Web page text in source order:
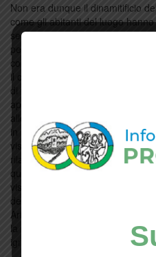
Non era dunque il dinamitificio
come gli abitanti del luogo
secondo una versione dei fatti
per alcuni non del tutto
come fosse possibile che
il complesso industriale, la cui
di terreno, e che pur essendo
appariva alla stregua di una
allo sguardo degli equipaggi
in una giornata caratterizzata
visibilità. Grazie alle foto
rilasciarono gli ordigni è stato
quella posizione oltre all’abitato
visibili le principali emergenze
del territorio: l’Ombrone,
Artimino, villa Ferdinanda, villa
la polveriera della Nobel, che
ignorata.